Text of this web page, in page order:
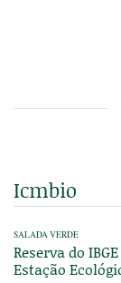
Icmbio
SALADA VERDE
Reserva do
Estação